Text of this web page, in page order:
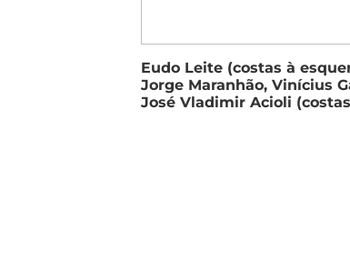
Eudo Leite (costas à
Jorge Maranhão, Vinícius
José Vladimir Acioli